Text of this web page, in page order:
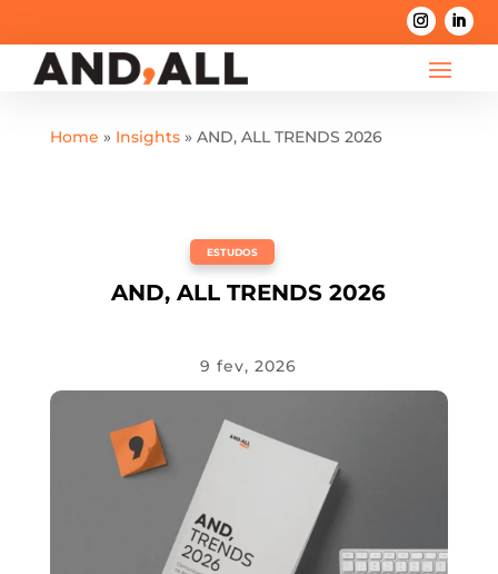
Home » Insights» AND, ALL TRENDS 2026
ESTUDOS
AND, ALL TRENDS 2026
9 fev, 2026